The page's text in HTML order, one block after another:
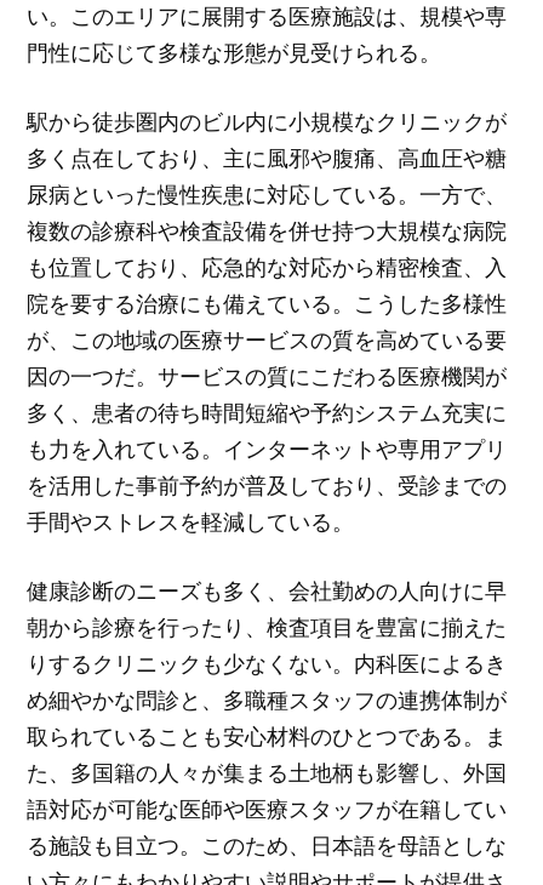
い。このエリアに展開する医療施設は、規模や専
門性に応じて多様な形態が見受けられる。
駅から徒歩圏内のビル内に小規模なクリニックが
多く点在しており、主に風邪や腹痛、高血圧や糖
尿病といった慢性疾患に対応している。一方で、
複数の診療科や検査設備を併せ持つ大規模な病院
も位置しており、応急的な対応から精密検査、入
院を要する治療にも備えている。こうした多様性
が、この地域の医療サービスの質を高めている要
因の一つだ。サービスの質にこだわる医療機関が
多く、患者の待ち時間短縮や予約システム充実に
も力を入れている。インターネットや専用アプリ
を活用した事前予約が普及しており、受診までの
手間やストレスを軽減している。
健康診断のニーズも多く、会社勤めの人向けに早
朝から診療を行ったり、検査項目を豊富に揃えた
りするクリニックも少なくない。内科医によるき
め細やかな問診と、多職種スタッフの連携体制が
取られていることも安心材料のひとつである。ま
た、多国籍の人々が集まる土地柄も影響し、外国
語対応が可能な医師や医療スタッフが在籍してい
る施設も目立つ。このため、日本語を母語としな